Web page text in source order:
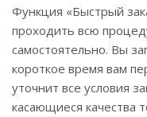
Функция «Быстрый
проходить всю
самостоятельно. Вы
короткое время вам
уточнит все условия
касающиеся качества